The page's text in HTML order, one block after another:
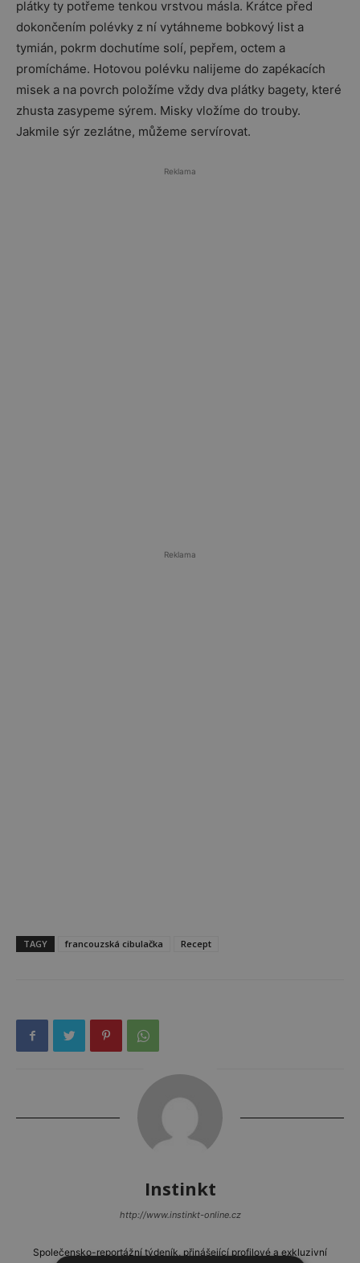
plátky ty potřeme tenkou vrstvou másla. Krátce před
dokončením polévky z ní vytáhneme bobkový list a
tymián, pokrm dochutíme solí, pepřem, octem a
promícháme. Hotovou polévku nalijeme do zapékacích
misek a na povrch položíme vždy dva plátky bagety, které
zhusta zasypeme sýrem. Misky vložíme do trouby.
Jakmile sýr zezlátne, můžeme servírovat.
Reklama
Reklama
TAGY francouzská cibulačka Recept
Instinkt
http://www.instinkt-online.cz
Společensko-reportážní týdeník, přinášející profilové a exkluzivní